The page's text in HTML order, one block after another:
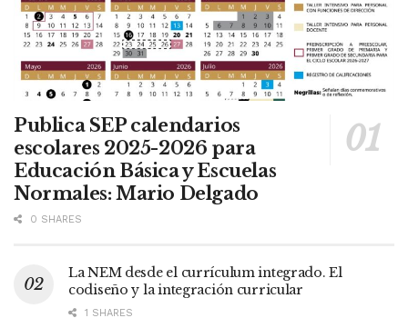
Publica SEP calendarios
escolares 2025-2026 para
Educación Básica y Escuelas
Normales: Mario Delgado
0 SHARES
La NEM desde el currículum integrado. El
codiseño y la integración curricular
1 SHARES